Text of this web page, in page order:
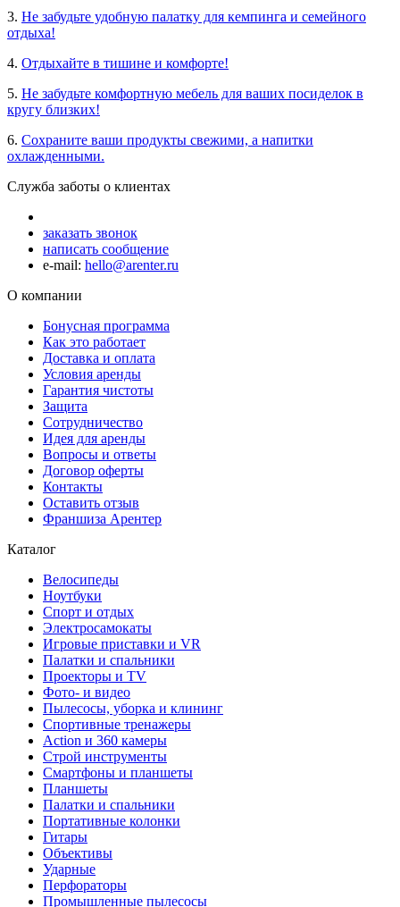
3. Не забудьте удобную палатку для кемпинга и семейного
отдыха!
4. Отдыхайте в тишине и комфорте!
5. Не забудьте комфортную мебель для ваших посиделок в
кругу близких!
6. Сохраните ваши продукты свежими, а напитки
охлажденными.
Служба заботы о клиентах
заказать звонок
написать сообщение
e-mail: hello@arenter.ru
О компании
Бонусная программа
Как это работает
Доставка и оплата
Условия аренды
Гарантия чистоты
Защита
Сотрудничество
Идея для аренды
Вопросы и ответы
Договор оферты
Контакты
Оставить отзыв
Франшиза Арентер
Каталог
Велосипеды
Ноутбуки
Спорт и отдых
Электросамокаты
Игровые приставки и VR
Палатки и спальники
Проекторы и TV
Фото- и видео
Пылесосы, уборка и клининг
Спортивные тренажеры
Action и 360 камеры
Строй инструменты
Смартфоны и планшеты
Планшеты
Палатки и спальники
Портативные колонки
Гитары
Объективы
Ударные
Перфораторы
Промышленные пылесосы